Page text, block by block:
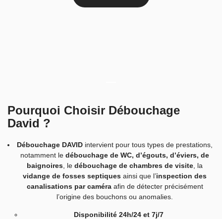
Pourquoi Choisir Débouchage
David ?
Débouchage DAVID intervient pour tous types de prestations,
notamment le débouchage de WC, d’égouts, d’éviers, de
baignoires , le débouchage de chambres de visite , la
vidange de fosses septiques ainsi que l’inspection des
canalisations par caméraafin de détecter précisément
l’origine des bouchons ou anomalies.
Disponibilité 24h/24 et 7j/7